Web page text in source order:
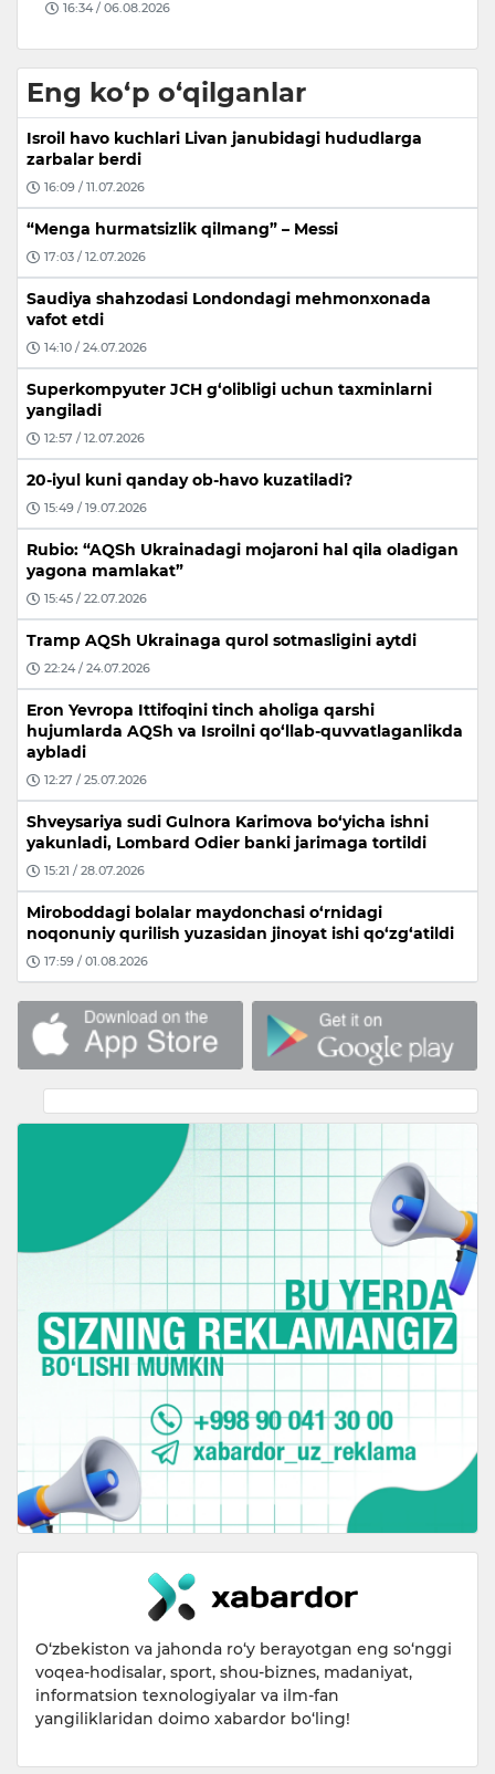
09:24 / 07.08.2026
Eng ko‘p o‘qilganlar
Isroil havo kuchlari Livan janubidagi hududlarga
zarbalar berdi
16:09 / 11.07.2026
“Menga hurmatsizlik qilmang” – Messi
17:03 / 12.07.2026
Saudiya shahzodasi Londondagi mehmonxonada
vafot etdi
14:10 / 24.07.2026
Superkompyuter JCH g‘olibligi uchun taxminlarni
yangiladi
12:57 / 12.07.2026
20-iyul kuni qanday ob-havo kuzatiladi?
15:49 / 19.07.2026
Rubio: “AQSh Ukrainadagi mojaroni hal qila oladigan
yagona mamlakat”
15:45 / 22.07.2026
Tramp AQSh Ukrainaga qurol sotmasligini aytdi
22:24 / 24.07.2026
Eron Yevropa Ittifoqini tinch aholiga qarshi
hujumlarda AQSh va Isroilni qo‘llab-quvvatlaganlikda
aybladi
12:27 / 25.07.2026
Shveysariya sudi Gulnora Karimova bo‘yicha ishni
yakunladi, Lombard Odier banki jarimaga tortildi
15:21 / 28.07.2026
Miroboddagi bolalar maydonchasi o‘rnidagi
noqonuniy qurilish yuzasidan jinoyat ishi qo‘zg‘atildi
17:59 / 01.08.2026
O‘zbekiston va jahonda ro‘y berayotgan eng so‘nggi
voqea-hodisalar, sport, shou-biznes, madaniyat,
informatsion texnologiyalar va ilm-fan
yangiliklaridan doimo xabardor bo‘ling!